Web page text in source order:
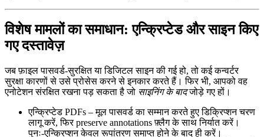
विशेष मामलों का समाधान: एन्क्रिप्टेड और साइन किए
गए दस्तावेज़
जब फ़ाइल पासवर्ड‑सुरक्षित या डिजिटल साइन की गई हो, तो कई कन्वर्टर
सुरक्षा कारणों से उसे प्रोसेस करने से इनकार करते हैं। फिर भी, आपको वह
एनोटेशन संरक्षित रखना पड़ सकता है जो साइनिंग के बादजोड़े गए हों।
एन्क्रिप्टेड PDFs – मूल पासवर्ड का सम्मान करते हुए डिक्रिप्शन चरण
लागू करें, फिरpreserve annotationsफ़्लैग के साथ निर्यात करें।
पुनः‑एन्क्रिप्शन केवल रूपांतरण समाप्त होने के बाद ही करें।